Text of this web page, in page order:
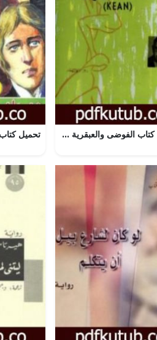
تحميل كتاب الفوضى والعبقرية PDF تأليف جان بول سارتر مجانا [كامل]